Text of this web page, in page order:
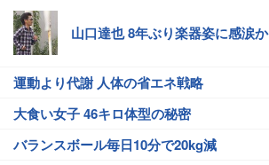
山口達也 8年ぶり楽器姿に感涙か
運動より代謝 人体の省エネ戦略
大食い女子 46キロ体型の秘密
バランスボール毎日10分で20kg減